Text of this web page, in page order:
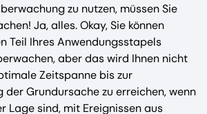
zu nutzen, müssen Sie
Ja, alles. Okay, Sie können
Teil Ihres Anwendungsstapels
aber das wird Ihnen nicht
Zeitspanne bis zur
der Grundursache zu erreichen, wenn
Lage sind, mit Ereignissen aus